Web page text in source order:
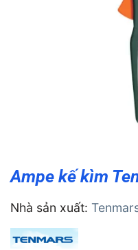
Ampe kế kìm
Nhà sản xuất: